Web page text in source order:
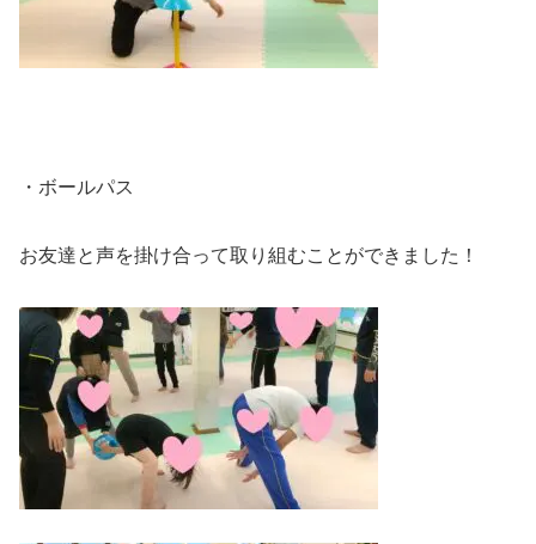
・ボールパス
お友達と声を掛け合って取り組むことができました！